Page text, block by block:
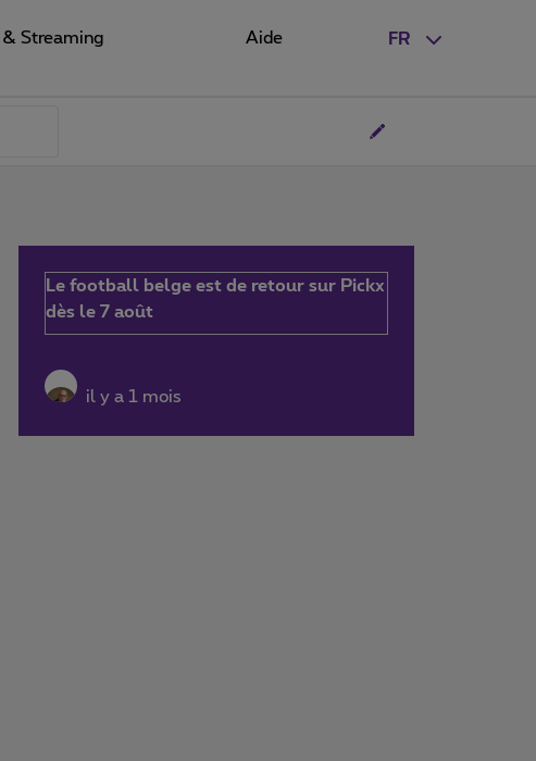
FR
& Streaming Aide
Le football belge est de retour sur Pickx
dès le 7 août
il y a 1 mois